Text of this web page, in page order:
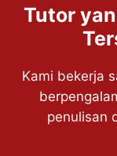
Jelajahi
Tutor
Kami bekerja
penulisan